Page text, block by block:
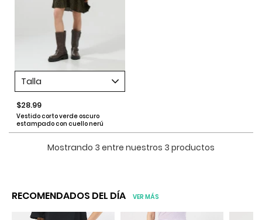
Talla
$28.99
Vestido corto verde oscuro
estampado con cuello nerú
Mostrando 3 entre nuestros 3 productos
RECOMENDADOS DEL DÍA VER MÁS